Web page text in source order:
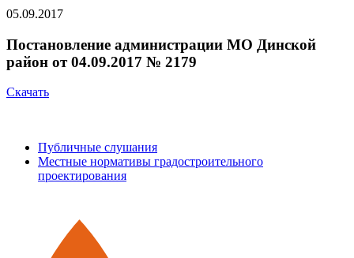
05.09.2017
Постановление администрации МО Динской
район от 04.09.2017 № 2179
Скачать
Публичные слушания
Местные нормативы градостроительного
проектирования